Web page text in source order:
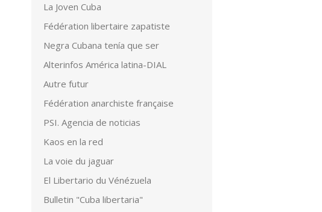
La Joven Cuba
Fédération libertaire zapatiste
Negra Cubana tenía que ser
Alterinfos América latina-DIAL
Autre futur
Fédération anarchiste française
PSI. Agencia de noticias
Kaos en la red
La voie du jaguar
El Libertario du Vénézuela
Bulletin "Cuba libertaria"